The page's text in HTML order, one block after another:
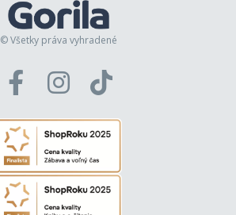
© Všetky práva vyhradené